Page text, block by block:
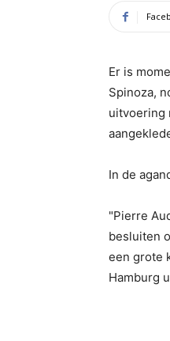
Er is
Spinoza,
uitvoering
In de
"Pierre
besluiten
een grote
Hamburg